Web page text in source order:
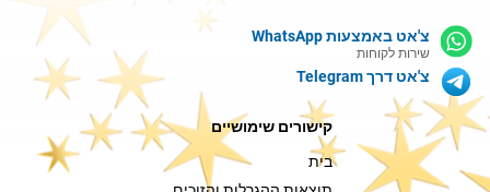
צ'אט באמצעות WhatsApp
שירות לקוחות
צ'אט דרך Telegram
קישורים שימושיים
בית